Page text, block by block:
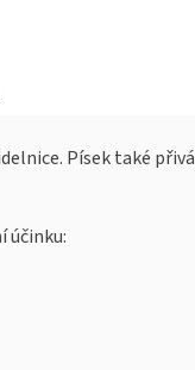
Písek také
účinku: